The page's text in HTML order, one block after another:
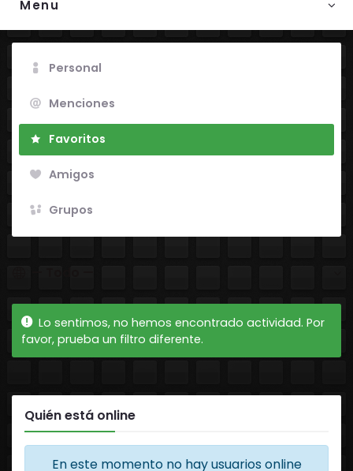
Menu
Personal
Menciones
Favoritos
Amigos
Grupos
Lo sentimos, no hemos encontrado actividad. Por
favor, prueba un filtro diferente.
Quién está online
En este momento no hay usuarios online